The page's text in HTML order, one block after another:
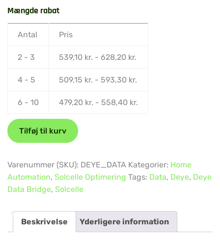
Mængde rabat
Antal Pris
2 - 3 539,10 kr. - 628,20 kr.
4 - 5 509,15 kr. - 593,30 kr.
6 - 10 479,20 kr. - 558,40 kr.
Tilføj til kurv
Varenummer (SKU): DEYE_DATA Kategorier: Home
Automation, Solcelle Optimering Tags: Data, Deye, Deye
Data Bridge, Solcelle
Beskrivelse Yderligere information